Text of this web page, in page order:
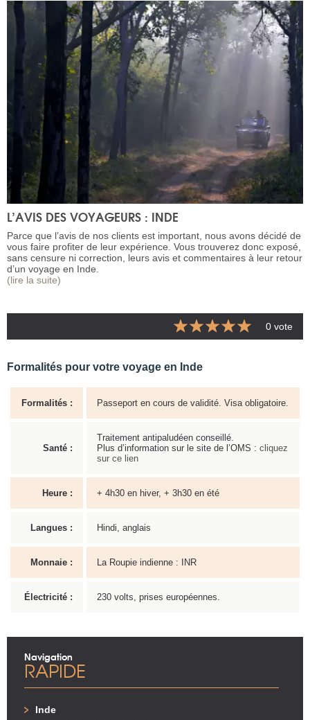
L’AVIS DES VOYAGEURS : INDE
Parce que l’avis de nos clients est important, nous avons décidé de
vous faire profiter de leur expérience. Vous trouverez donc exposé,
sans censure ni correction, leurs avis et commentaires à leur retour
d’un voyage en Inde.
(lire la suite)
0 vote
Formalités pour votre voyage en Inde
Formalités : Passeport en cours de validité. Visa obligatoire.
Santé :
Traitement antipaludéen conseillé.
Plus d’information sur le site de l’OMS : cliquez
sur ce lien
Heure : + 4h30 en hiver, + 3h30 en été
Langues : Hindi, anglais
Monnaie : La Roupie indienne : INR
Électricité : 230 volts, prises européennes.
Navigation
RAPIDE
Inde